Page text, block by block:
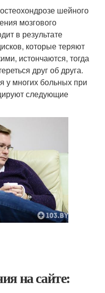
шейного
мозгового
в результате
которые теряют
истончаются, тогда
друг об друга.
у многих больных при
следующие
на сайте: